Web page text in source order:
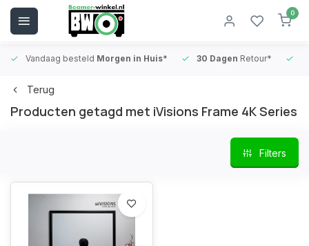
0
Vandaag besteld Morgen in Huis* 30 Dagen Retour*
Terug
Producten getagd met iVisions Frame 4K Series
Filters